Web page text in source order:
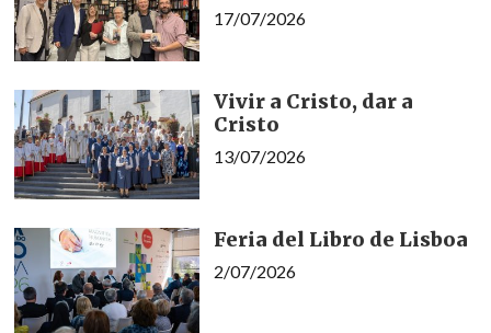
17/07/2026
Vivir a Cristo, dar a
Cristo
13/07/2026
Feria del Libro de Lisboa
2/07/2026